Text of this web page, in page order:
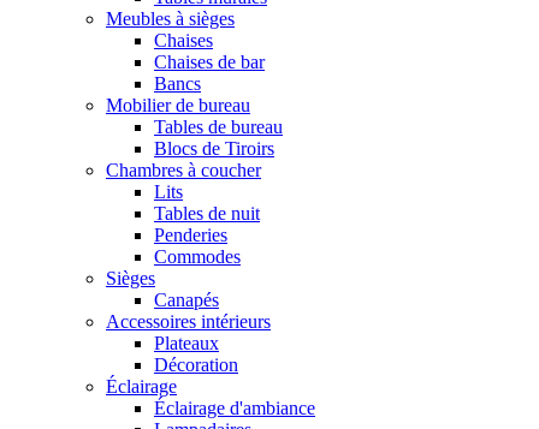
Meubles à sièges
Chaises
Chaises de bar
Bancs
Mobilier de bureau
Tables de bureau
Blocs de Tiroirs
Chambres à coucher
Lits
Tables de nuit
Penderies
Commodes
Sièges
Canapés
Accessoires intérieurs
Plateaux
Décoration
Éclairage
Éclairage d'ambiance